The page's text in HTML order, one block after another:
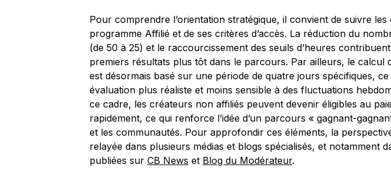
Pour comprendre l’orientation stratégique, il convient de suivre
programme Affilié et de ses critères d’accès. La réduction du
(de 50 à 25) et le raccourcissement des seuils d’heures
premiers résultats plus tôt dans le parcours. Par ailleurs, le calcul
est désormais basé sur une période de quatre jours spécifiques,
évaluation plus réaliste et moins sensible à des fluctuations
ce cadre, les créateurs non affiliés peuvent devenir éligibles au
rapidement, ce qui renforce l’idée d’un parcours « gagnant-
et les communautés. Pour approfondir ces éléments, la
relayée dans plusieurs médias et blogs spécialisés, et notamment
publiées sur CB News et Blog du Modérateur.